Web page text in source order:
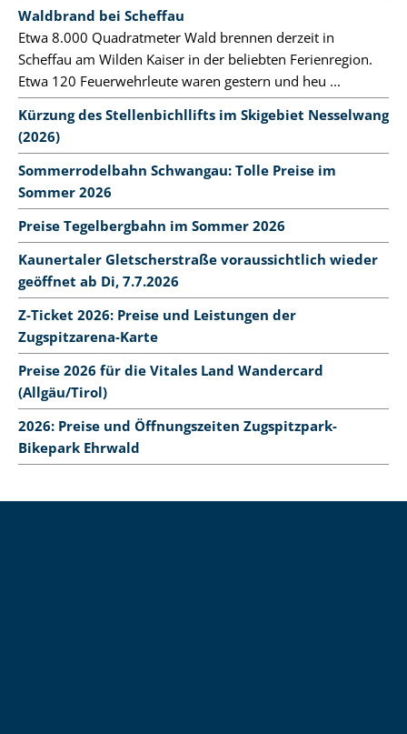
Waldbrand bei Scheffau
Etwa 8.000 Quadratmeter Wald brennen derzeit in
Scheffau am Wilden Kaiser in der beliebten Ferienregion.
Etwa 120 Feuerwehrleute waren gestern und heu ...
Kürzung des Stellenbichllifts im Skigebiet Nesselwang
(2026)
Sommerrodelbahn Schwangau: Tolle Preise im
Sommer 2026
Preise Tegelbergbahn im Sommer 2026
Kaunertaler Gletscherstraße voraussichtlich wieder
geöffnet ab Di, 7.7.2026
Z-Ticket 2026: Preise und Leistungen der
Zugspitzarena-Karte
Preise 2026 für die Vitales Land Wandercard
(Allgäu/Tirol)
2026: Preise und Öffnungszeiten Zugspitzpark-
Bikepark Ehrwald